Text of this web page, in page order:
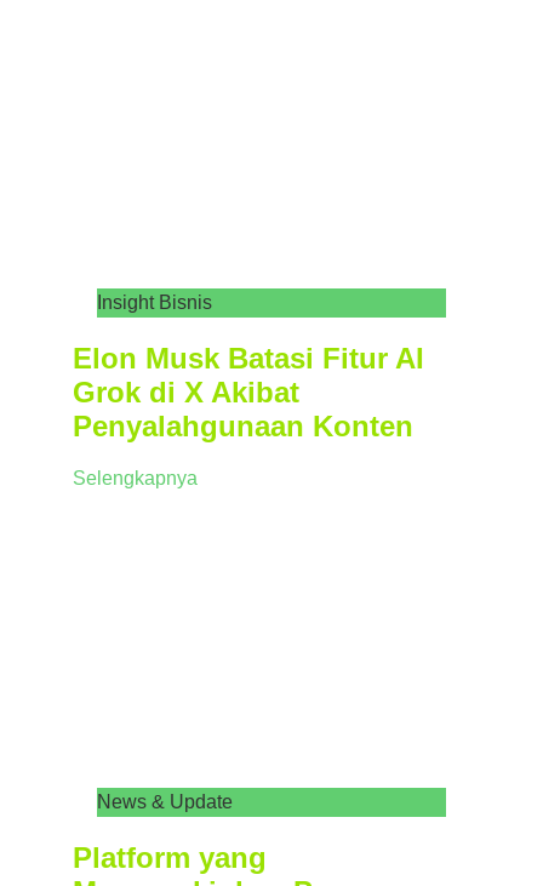
Insight Bisnis
Elon Musk Batasi Fitur AI
Grok di X Akibat
Penyalahgunaan Konten
Selengkapnya
News & Update
Platform yang